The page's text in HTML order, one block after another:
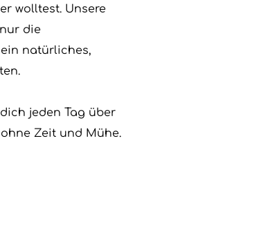
wolltest. Unsere
die
natürliches,
jeden Tag über
Zeit und Mühe.